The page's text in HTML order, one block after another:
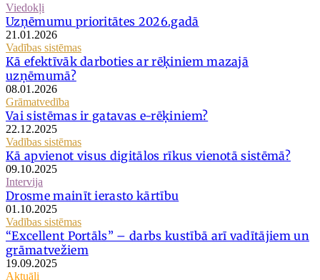
Viedokļi
Uzņēmumu prioritātes 2026.gadā
21.01.2026
Vadības sistēmas
Kā efektīvāk darboties ar rēķiniem mazajā
uzņēmumā?
08.01.2026
Grāmatvedība
Vai sistēmas ir gatavas e-rēķiniem?
22.12.2025
Vadības sistēmas
Kā apvienot visus digitālos rīkus vienotā sistēmā?
09.10.2025
Intervija
Drosme mainīt ierasto kārtību
01.10.2025
Vadības sistēmas
“Excellent Portāls” – darbs kustībā arī vadītājiem un
grāmatvežiem
19.09.2025
Aktuāli